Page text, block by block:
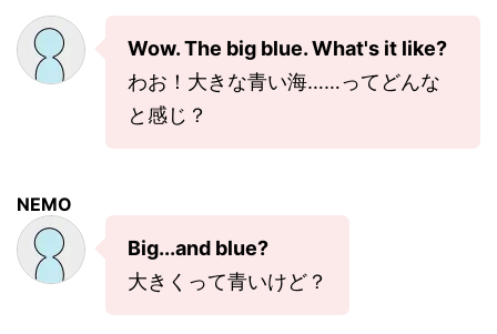
Wow. The big blue. What's it like?
わお！大きな青い海……ってどんな
と感じ？
NEMO
Big...and blue?
大きくって青いけど？